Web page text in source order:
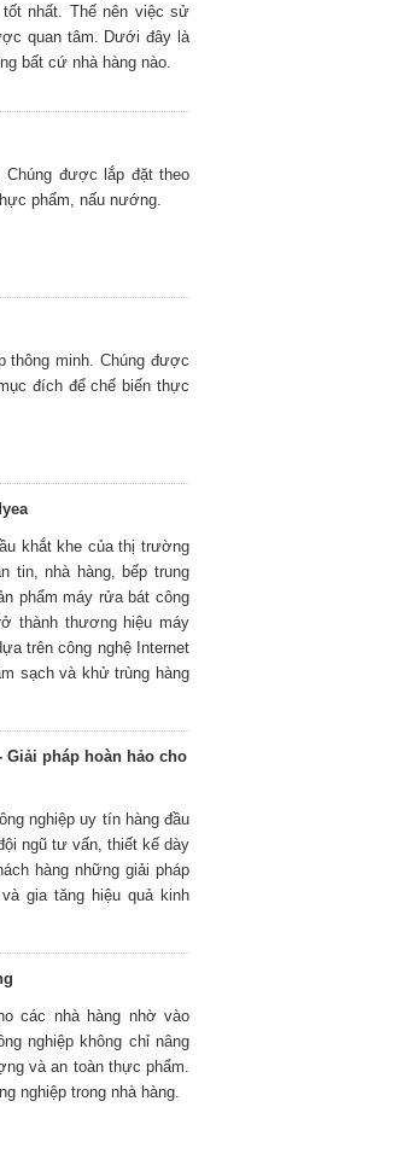
nhất. Thế nên việc sử
quan tâm. Dưới đây là
bất cứ nhà hàng nào.
Chúng được lắp đặt theo
phẩm, nấu nướng.
thông minh. Chúng được
đích để chế biến thực
khắt khe của thị trường
tin, nhà hàng, bếp trung
phẩm máy rửa bát công
thành thương hiệu máy
trên công nghệ Internet
sạch và khử trùng hàng
pháp hoàn hảo cho
nghiệp uy tín hàng đầu
ngũ tư vấn, thiết kế dày
hàng những giải pháp
gia tăng hiệu quả kinh
các nhà hàng nhờ vào
nghiệp không chỉ nâng
và an toàn thực phẩm.
nghiệp trong nhà hàng.